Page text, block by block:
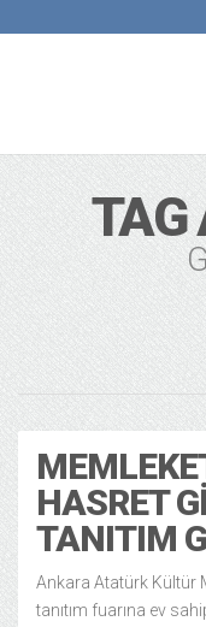
TAG
HASRET
TANITIM
Ankara Atatürk Kültür
tanıtım fuarına ev